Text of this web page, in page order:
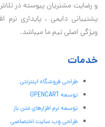
و رضایت مشتریان پیوسته در
پشتیبانی دايمی ، پایداری نرم
ویژگی اصلی تیم ما میباشد.
خدمات
طراحی فروشگاه اینترنتی
توسعه OPENCART
توسعه نرم افزارهای متن باز
طراحی وب سایت اختصاصی